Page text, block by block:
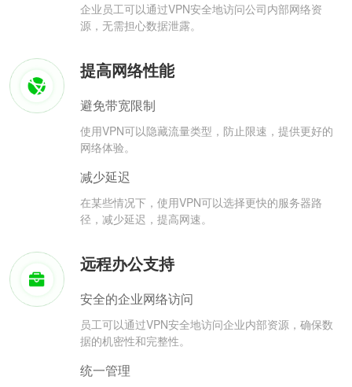
企业员工可以通过VPN安全地访问公司内部网络资
源，无需担心数据泄露。
提高网络性能
避免带宽限制
使用VPN可以隐藏流量类型，防止限速，提供更好的
网络体验。
减少延迟
在某些情况下，使用VPN可以选择更快的服务器路
径，减少延迟，提高网速。
远程办公支持
安全的企业网络访问
员工可以通过VPN安全地访问企业内部资源，确保数
据的机密性和完整性。
统一管理